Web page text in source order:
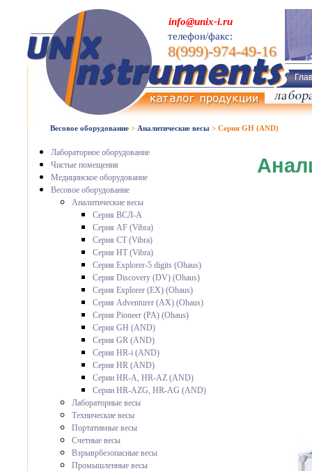
info@unix-i.ru
телефон/факс:
8(999)-974-49-16
Весовое оборудование > Аналитические весы > Серия GH (AND)
Лабораторное оборудование
Чистые помещения
Медицинское оборудование
Весовое оборудование
Аналитические весы
Серия ВСЛ-А
Серия AF (Vibra)
Серия CT (Vibra)
Серия HT (Vibra)
Серия Explorer-5 digits (Ohaus)
Серия Discovery (DV) (Ohaus)
Серия Explorer (EX) (Ohaus)
Серия Adventurer (AX) (Ohaus)
Серия Pioneer (PA) (Ohaus)
Серия GH (AND)
Серия GR (AND)
Серия HR-i (AND)
Серия HR (AND)
Серии HR-A, HR-AZ (AND)
Серии HR-AZG, HR-AG (AND)
Лабораторные весы
Технические весы
Портативные весы
Счетные весы
Взрыврбезопасные весы
Промышленные весы